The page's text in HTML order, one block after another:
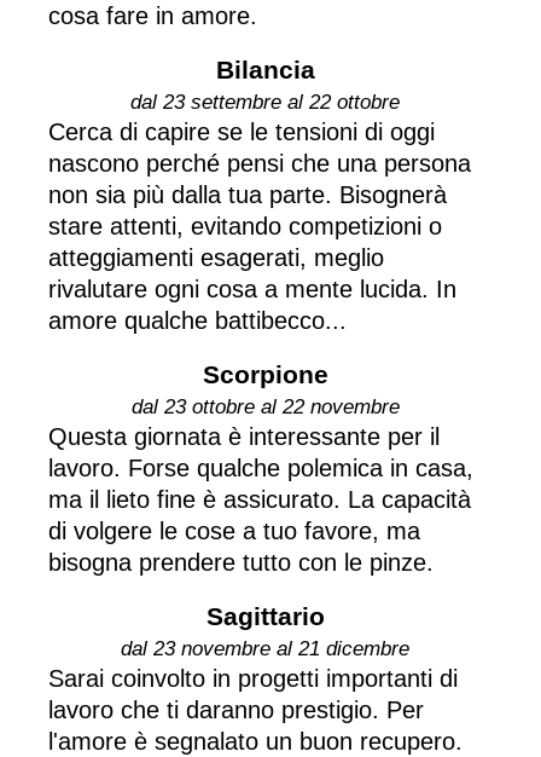
cosa fare in amore.
Bilancia
dal 23 settembre al 22 ottobre
Cerca di capire se le tensioni di oggi
nascono perché pensi che una persona
non sia più dalla tua parte. Bisognerà
stare attenti, evitando competizioni o
atteggiamenti esagerati, meglio
rivalutare ogni cosa a mente lucida. In
amore qualche battibecco...
Scorpione
dal 23 ottobre al 22 novembre
Questa giornata è interessante per il
lavoro. Forse qualche polemica in casa,
ma il lieto fine è assicurato. La capacità
di volgere le cose a tuo favore, ma
bisogna prendere tutto con le pinze.
Sagittario
dal 23 novembre al 21 dicembre
Sarai coinvolto in progetti importanti di
lavoro che ti daranno prestigio. Per
l'amore è segnalato un buon recupero.